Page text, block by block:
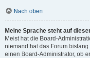
Nach oben
Meine Sprache steht auf
Meist hat die Board-
niemand hat das Forum
einen Board-Administrator, ob